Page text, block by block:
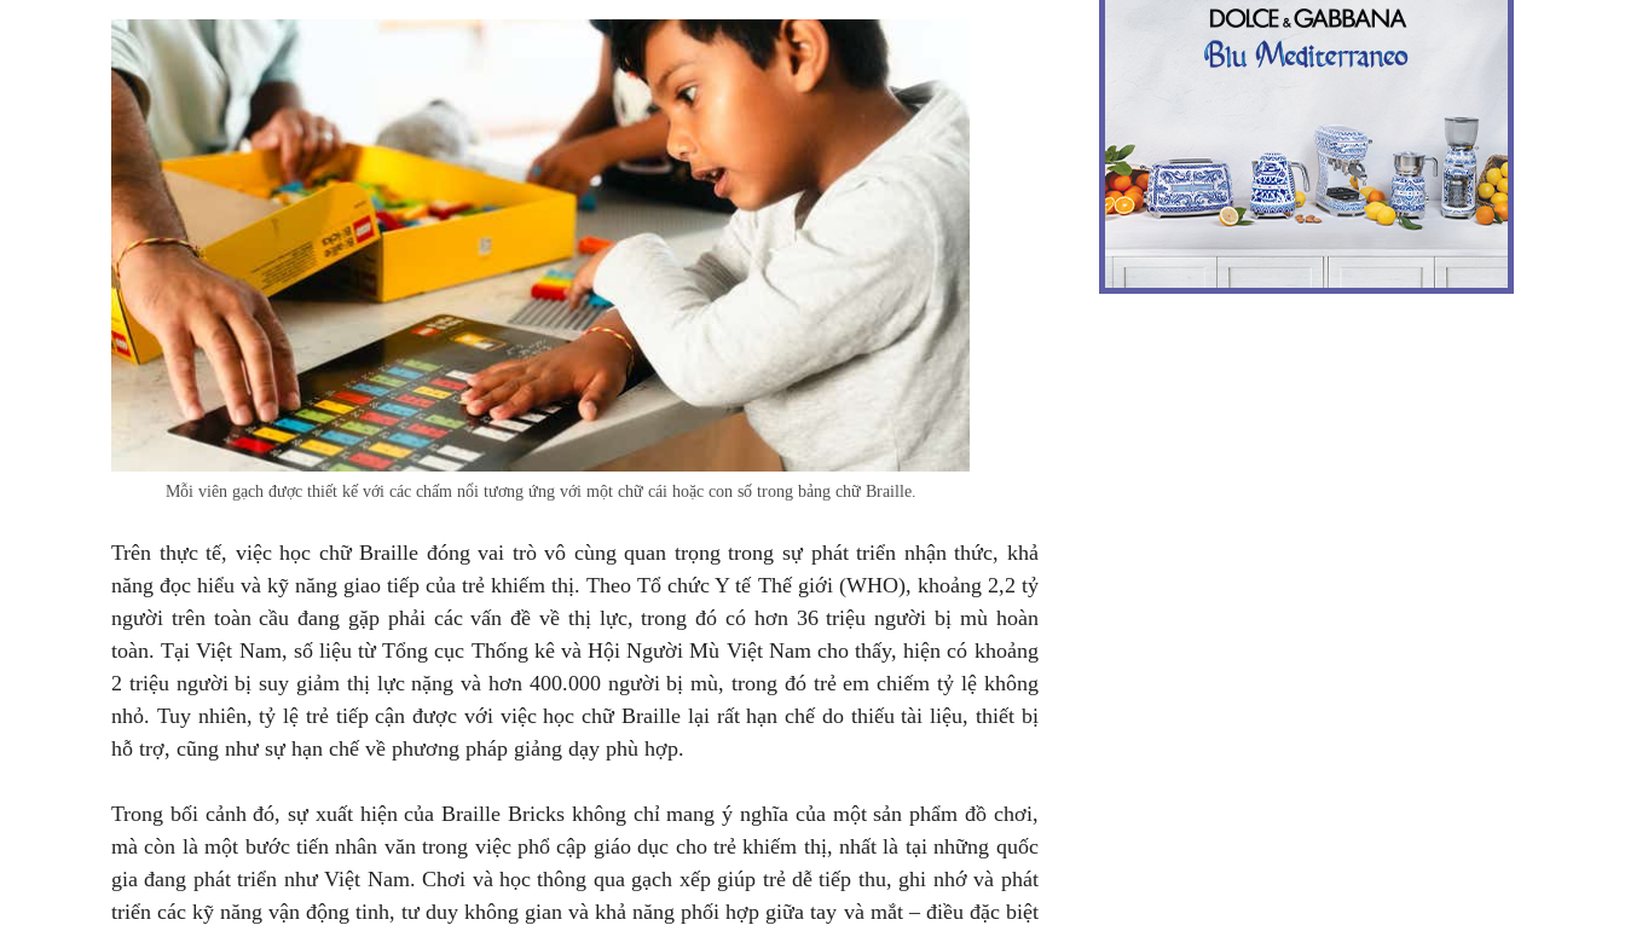
Mỗi viên gạch được thiết kế với các chấm nổi tương ứng với một chữ cái hoặc con số trong bảng chữ Braille.
Trên thực tế, việc học chữ Braille đóng vai trò vô cùng quan trọng trong sự phát triển nhận thức, khả
năng đọc hiểu và kỹ năng giao tiếp của trẻ khiếm thị. Theo Tổ chức Y tế Thế giới (WHO), khoảng 2,2 tỷ
người trên toàn cầu đang gặp phải các vấn đề về thị lực, trong đó có hơn 36 triệu người bị mù hoàn
toàn. Tại Việt Nam, số liệu từ Tổng cục Thống kê và Hội Người Mù Việt Nam cho thấy, hiện có khoảng
2 triệu người bị suy giảm thị lực nặng và hơn 400.000 người bị mù, trong đó trẻ em chiếm tỷ lệ không
nhỏ. Tuy nhiên, tỷ lệ trẻ tiếp cận được với việc học chữ Braille lại rất hạn chế do thiếu tài liệu, thiết bị
hỗ trợ, cũng như sự hạn chế về phương pháp giảng dạy phù hợp.
Trong bối cảnh đó, sự xuất hiện của Braille Bricks không chỉ mang ý nghĩa của một sản phẩm đồ chơi,
mà còn là một bước tiến nhân văn trong việc phổ cập giáo dục cho trẻ khiếm thị, nhất là tại những quốc
gia đang phát triển như Việt Nam. Chơi và học thông qua gạch xếp giúp trẻ dễ tiếp thu, ghi nhớ và phát
triển các kỹ năng vận động tinh, tư duy không gian và khả năng phối hợp giữa tay và mắt – điều đặc biệt